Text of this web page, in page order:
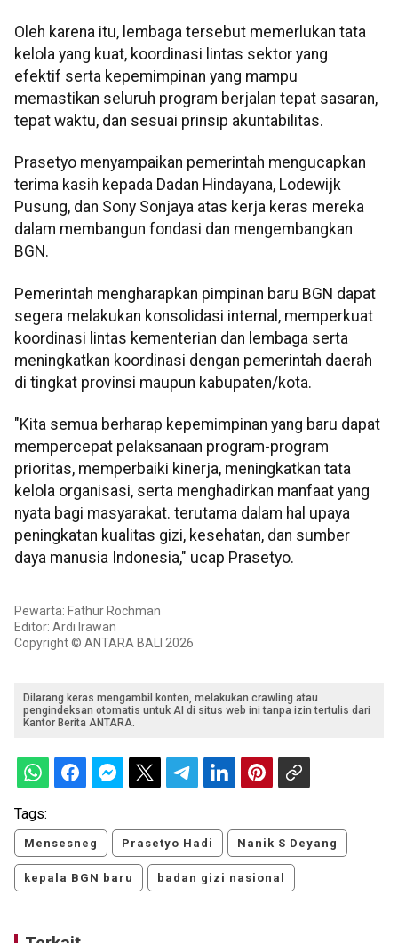
Oleh karena itu, lembaga tersebut memerlukan tata
kelola yang kuat, koordinasi lintas sektor yang
efektif serta kepemimpinan yang mampu
memastikan seluruh program berjalan tepat sasaran,
tepat waktu, dan sesuai prinsip akuntabilitas.
Prasetyo menyampaikan pemerintah mengucapkan
terima kasih kepada Dadan Hindayana, Lodewijk
Pusung, dan Sony Sonjaya atas kerja keras mereka
dalam membangun fondasi dan mengembangkan
BGN.
Pemerintah mengharapkan pimpinan baru BGN dapat
segera melakukan konsolidasi internal, memperkuat
koordinasi lintas kementerian dan lembaga serta
meningkatkan koordinasi dengan pemerintah daerah
di tingkat provinsi maupun kabupaten/kota.
"Kita semua berharap kepemimpinan yang baru dapat
mempercepat pelaksanaan program-program
prioritas, memperbaiki kinerja, meningkatkan tata
kelola organisasi, serta menghadirkan manfaat yang
nyata bagi masyarakat. terutama dalam hal upaya
peningkatan kualitas gizi, kesehatan, dan sumber
daya manusia Indonesia," ucap Prasetyo.
Pewarta: Fathur Rochman
Editor: Ardi Irawan
Copyright © ANTARA BALI 2026
Dilarang keras mengambil konten, melakukan crawling atau
pengindeksan otomatis untuk AI di situs web ini tanpa izin tertulis dari
Kantor Berita ANTARA.
Tags:
Mensesneg Prasetyo Hadi Nanik S Deyang
kepala BGN baru badan gizi nasional